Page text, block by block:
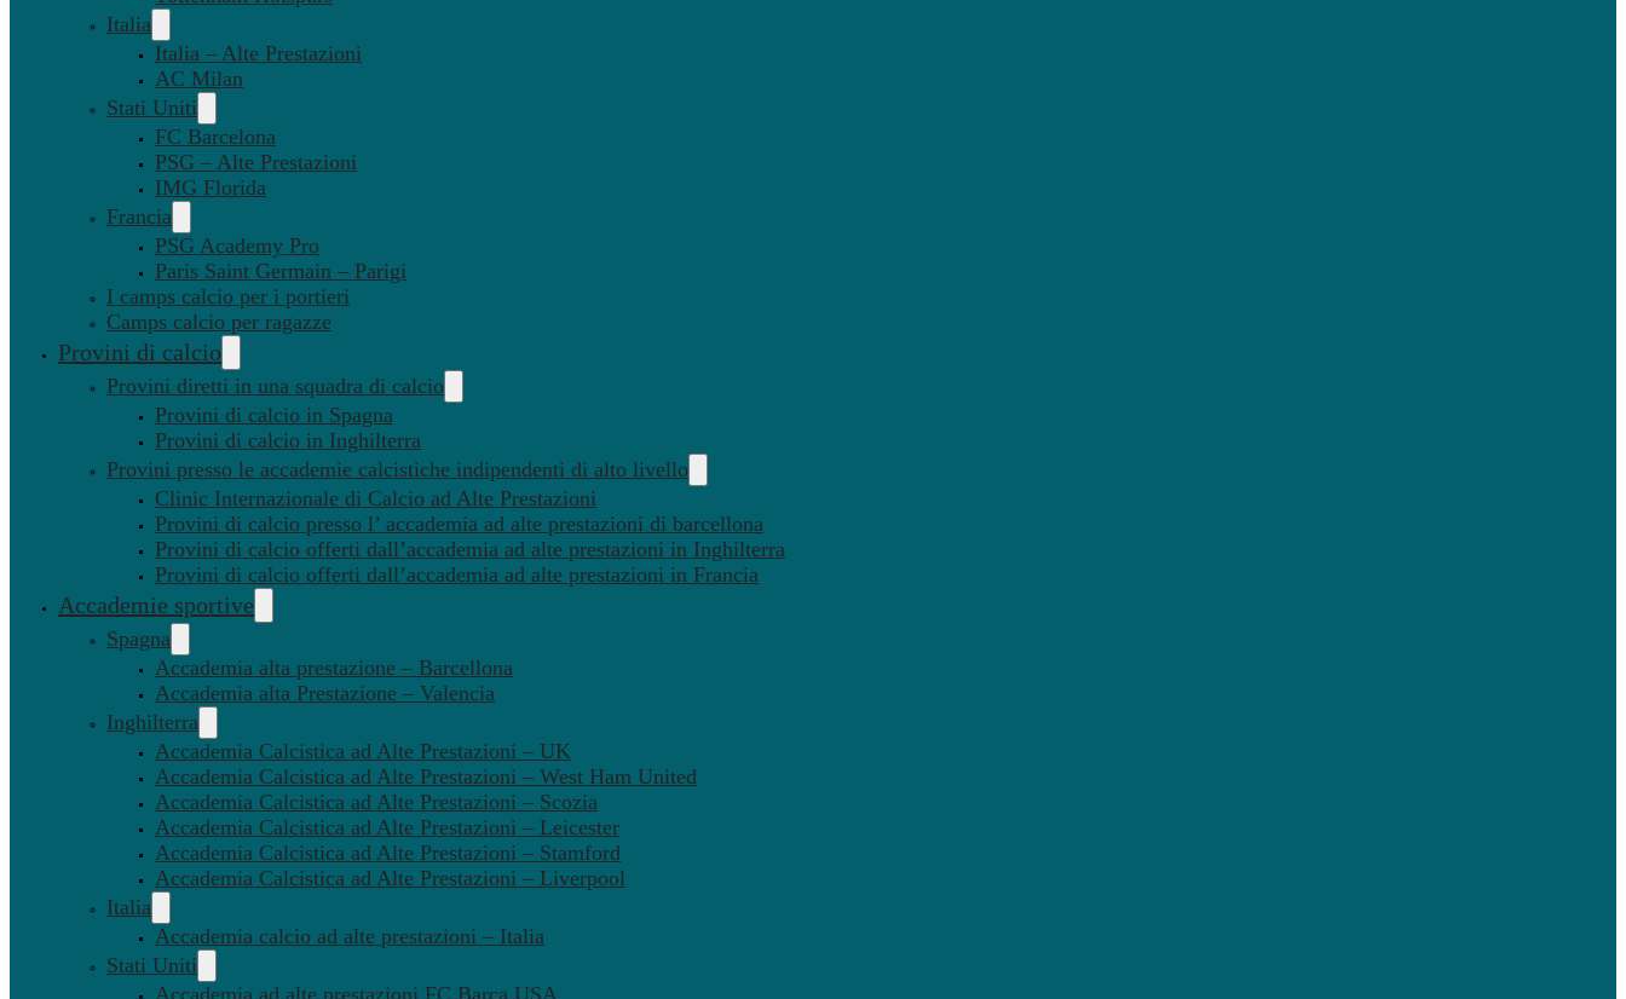
Italia
Italia – Alte Prestazioni
AC Milan
Stati Uniti
FC Barcelona
PSG – Alte Prestazioni
IMG Florida
Francia
PSG Academy Pro
Paris Saint Germain – Parigi
I camps calcio per i portieri
Camps calcio per ragazze
Provini di calcio
Provini diretti in una squadra di calcio
Provini di calcio in Spagna
Provini di calcio in Inghilterra
Provini presso le accademie calcistiche indipendenti di alto livello
Clinic Internazionale di Calcio ad Alte Prestazioni
Provini di calcio presso l’ accademia ad alte prestazioni di barcellona
Provini di calcio offerti dall’accademia ad alte prestazioni in Inghilterra
Provini di calcio offerti dall’accademia ad alte prestazioni in Francia
Accademie sportive
Spagna
Accademia alta prestazione – Barcellona
Accademia alta Prestazione – Valencia
Inghilterra
Accademia Calcistica ad Alte Prestazioni – UK
Accademia Calcistica ad Alte Prestazioni – West Ham United
Accademia Calcistica ad Alte Prestazioni – Scozia
Accademia Calcistica ad Alte Prestazioni – Leicester
Accademia Calcistica ad Alte Prestazioni – Stamford
Accademia Calcistica ad Alte Prestazioni – Liverpool
Italia
Accademia calcio ad alte prestazioni – Italia
Stati Uniti
Accademia ad alte prestazioni FC Barça USA